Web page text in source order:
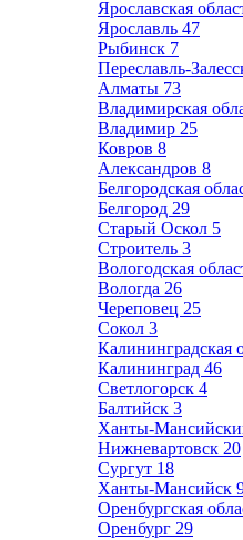
Ярославская
Ярославль 47
Рыбинск 7
Переславль-
Алматы 73
Владимирская
Владимир 25
Ковров 8
Александров 8
Белгородская
Белгород 29
Старый Оскол 5
Строитель 3
Вологодская
Вологда 26
Череповец 25
Сокол 3
Калининградская
Калининград 46
Светлогорск 4
Балтийск 3
Ханты-
Нижневартовск 20
Сургут 18
Ханты-Мансийск
Оренбургская
Оренбург 29